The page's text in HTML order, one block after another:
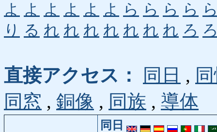
よ よ よ よ よ よ ら ら ら ら
り る れ れ れ れ れ れ れ ろ
直接アクセス： 同日 ,
同窓 , 銅像 , 同族 , 導体
同日